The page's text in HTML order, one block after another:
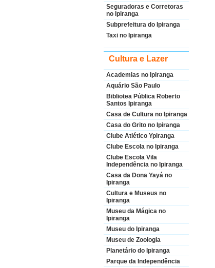
Seguradoras e Corretoras
no Ipiranga
Subprefeitura do Ipiranga
Taxi no Ipiranga
Cultura e Lazer
Academias no Ipiranga
Aquário São Paulo
Bibliotea Pública Roberto
Santos Ipiranga
Casa de Cultura no Ipiranga
Casa do Grito no Ipiranga
Clube Atlético Ypiranga
Clube Escola no Ipiranga
Clube Escola Vila
Independência no Ipiranga
Casa da Dona Yayá no
Ipiranga
Cultura e Museus no
Ipiranga
Museu da Mágica no
Ipiranga
Museu do Ipiranga
Museu de Zoologia
Planetário do Ipiranga
Parque da Independência